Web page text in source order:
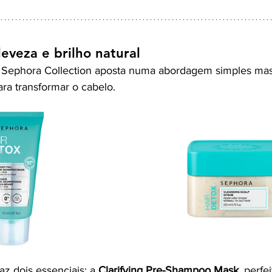
e brilho natural
Collection aposta numa abordagem simples
transformar o cabelo.